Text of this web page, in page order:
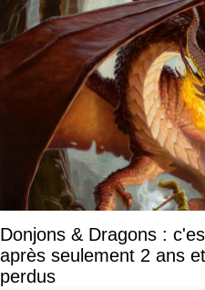
Donjons & Dragons :
après seulement 2 ans
perdus